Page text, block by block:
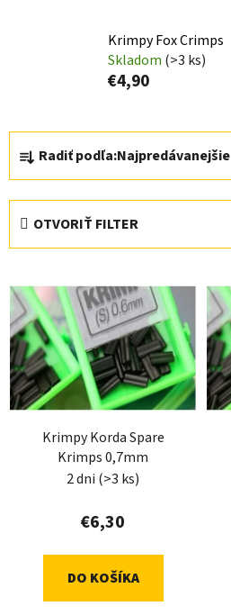
Krimpy Fox Crimps
Skladom (>3 ks)
€4,90
R
a
d
e
p
r
o
d
u
Radiť podľa:Najpredávanejšie
OTVORIŤ FILTER
ý
p
i
s
p
r
Krimpy Korda Spare
Krimps 0,7mm
2 dni (>3 ks)
€6,30
DO KOŠÍKA